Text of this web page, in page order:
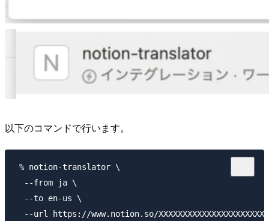
以下のコマンドで行います。
% notion-translator \
  --from ja \
  --to en-us \
--url https://www.notion.so/